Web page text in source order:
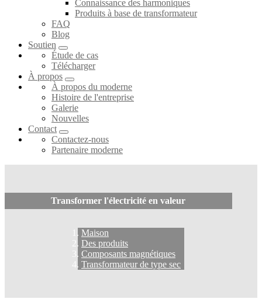
Connaissance des harmoniques
Produits à base de transformateur
FAQ
Blog
Soutien
Étude de cas
Télécharger
À propos
À propos du moderne
Histoire de l'entreprise
Galerie
Nouvelles
Contact
Contactez-nous
Partenaire moderne
Transformer l'électricité en valeur
Maison
Des produits
Composants magnétiques
Transformateur de type sec